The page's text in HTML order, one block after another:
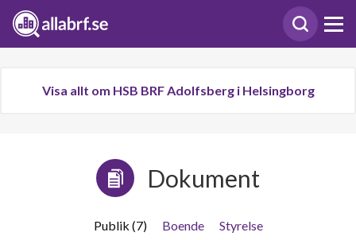
Visa allt om HSB BRF Adolfsberg i Helsingborg
Dokument
Publik (7) Boende
Styrelse